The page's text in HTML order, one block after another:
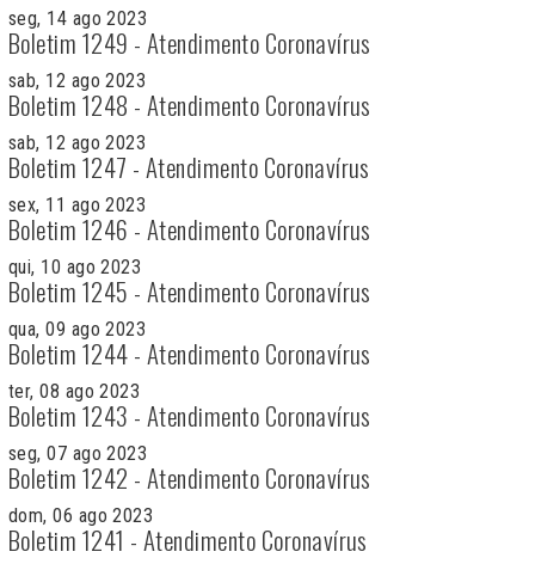
seg, 14 ago 2023
Boletim 1249 - Atendimento Coronavírus
sab, 12 ago 2023
Boletim 1248 - Atendimento Coronavírus
sab, 12 ago 2023
Boletim 1247 - Atendimento Coronavírus
sex, 11 ago 2023
Boletim 1246 - Atendimento Coronavírus
qui, 10 ago 2023
Boletim 1245 - Atendimento Coronavírus
qua, 09 ago 2023
Boletim 1244 - Atendimento Coronavírus
ter, 08 ago 2023
Boletim 1243 - Atendimento Coronavírus
seg, 07 ago 2023
Boletim 1242 - Atendimento Coronavírus
dom, 06 ago 2023
Boletim 1241 - Atendimento Coronavírus